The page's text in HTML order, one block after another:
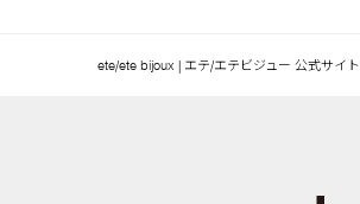
ete/ete bijoux | エテ/エテビジュー 公式サイト